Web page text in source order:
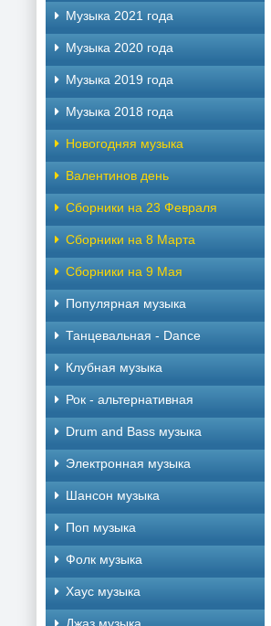
Музыка 2021 года
Музыка 2020 года
Музыка 2019 года
Музыка 2018 года
Новогодняя музыка
Валентинов день
Сборники на 23 Февраля
Сборники на 8 Марта
Сборники на 9 Мая
Популярная музыка
Танцевальная - Dance
Клубная музыка
Рок - альтернативная
Drum and Bass музыка
Электронная музыка
Шансон музыка
Поп музыка
Фолк музыка
Хаус музыка